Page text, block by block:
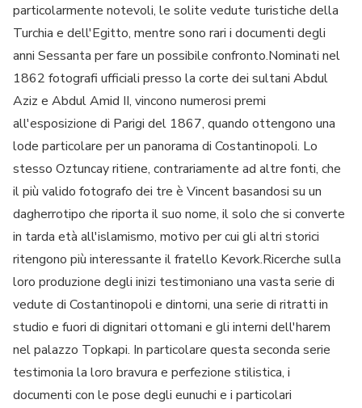
particolarmente notevoli, le solite vedute turistiche della
Turchia e dell'Egitto, mentre sono rari i documenti degli
anni Sessanta per fare un possibile confronto.Nominati nel
1862 fotografi ufficiali presso la corte dei sultani Abdul
Aziz e Abdul Amid II, vincono numerosi premi
all'esposizione di Parigi del 1867, quando ottengono una
lode particolare per un panorama di Costantinopoli. Lo
stesso Oztuncay ritiene, contrariamente ad altre fonti, che
il più valido fotografo dei tre è Vincent basandosi su un
dagherrotipo che riporta il suo nome, il solo che si converte
in tarda età all'islamismo, motivo per cui gli altri storici
ritengono più interessante il fratello Kevork.Ricerche sulla
loro produzione degli inizi testimoniano una vasta serie di
vedute di Costantinopoli e dintorni, una serie di ritratti in
studio e fuori di dignitari ottomani e gli interni dell'harem
nel palazzo Topkapi. In particolare questa seconda serie
testimonia la loro bravura e perfezione stilistica, i
documenti con le pose degli eunuchi e i particolari